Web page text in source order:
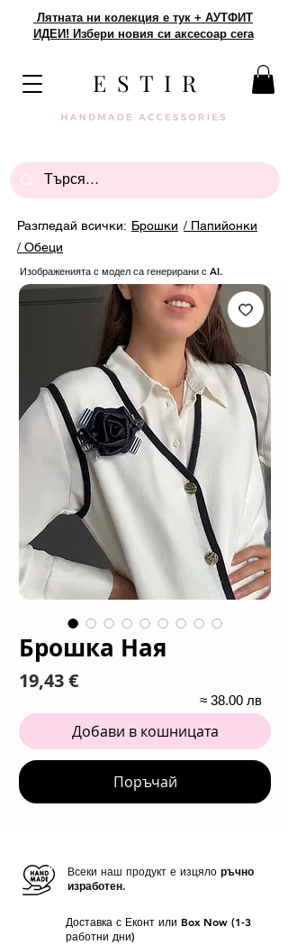
Лятната ни колекция е тук + АУТФИТ
ИДЕИ! Избери новия си аксесоар сега
E S T I R
Разгледай всички: Брошки / Папийонки
/ Обеци
Изображенията с модел са генерирани с AI.
Брошка Ная
19,43 €Цена
Добави в кошницата
Поръчай
≈ 38.00 лв
Всеки наш продукт е изцяло ръчно
изработен.
Доставка с Еконт или Box Now (1-3
работни дни)